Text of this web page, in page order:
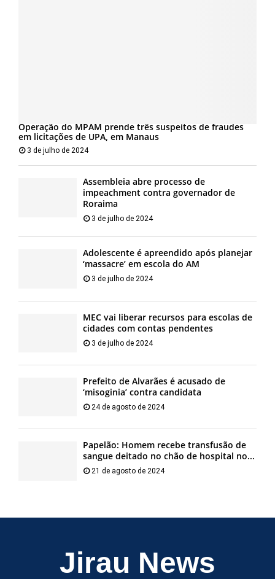
Operação do MPAM prende três suspeitos de fraudes
em licitações de UPA, em Manaus
3 de julho de 2024
Assembleia abre processo de
impeachment contra governador de
Roraima
3 de julho de 2024
Adolescente é apreendido após planejar
‘massacre’ em escola do AM
3 de julho de 2024
MEC vai liberar recursos para escolas de
cidades com contas pendentes
3 de julho de 2024
Prefeito de Alvarães é acusado de
‘misoginia’ contra candidata
24 de agosto de 2024
Papelão: Homem recebe transfusão de
sangue deitado no chão de hospital no...
21 de agosto de 2024
Jirau News